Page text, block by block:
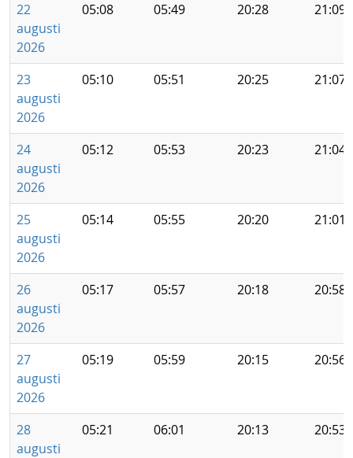
22
augusti
2026
05:08 05:49 20:28 21:09
23
augusti
2026
05:10 05:51 20:25 21:07
24
augusti
2026
05:12 05:53 20:23 21:04
25
augusti
2026
05:14 05:55 20:20 21:01
26
augusti
2026
05:17 05:57 20:18 20:58
27
augusti
2026
05:19 05:59 20:15 20:56
28
augusti
05:21 06:01 20:13 20:53